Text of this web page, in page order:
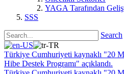
YAGA Tarafından
SSS
Search
Türkiye Cumhuriyeti kaynaklı "20
Hibe Destek Programı" açıklandı.